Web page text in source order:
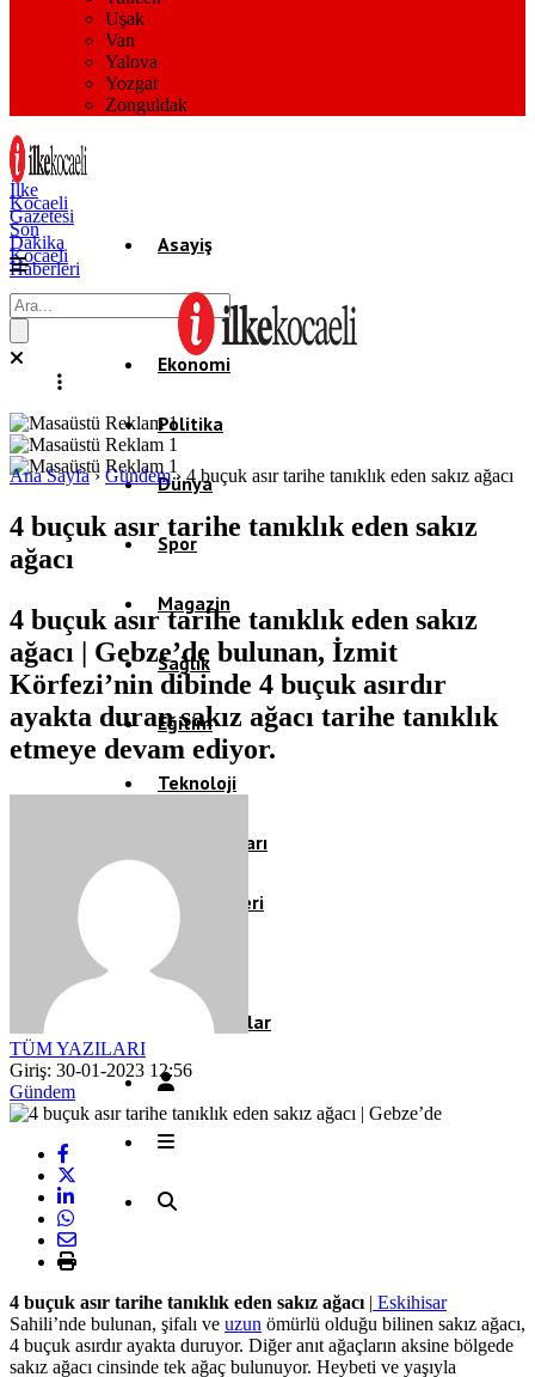
Uşak
Van
Yalova
Yozgat
Zonguldak
İlke
Kocaeli
Gazetesi
Son
Dakika
Kocaeli
Haberleri
Asayiş
Gündem
Ekonomi
Politika
Dünya
Spor
Magazin
Sağlık
Eğitim
Teknoloji
Köşe Yazıları
Video Galeri
Röportaj
Resmi İlanlar
Ana Sayfa› Gündem› 4 buçuk asır tarihe tanıklık eden sakız ağacı
4 buçuk asır tarihe tanıklık eden sakız
ağacı
4 buçuk asır tarihe tanıklık eden sakız
ağacı | Gebze’de bulunan, İzmit
Körfezi’nin dibinde 4 buçuk asırdır
ayakta duran sakız ağacı tarihe tanıklık
etmeye devam ediyor.
TÜM YAZILARI
Giriş: 30-01-2023 12:56
Gündem
4 buçuk asır tarihe tanıklık eden sakız ağacı | Eskihisar
Sahili’nde bulunan, şifalı ve uzun ömürlü olduğu bilinen sakız ağacı,
4 buçuk asırdır ayakta duruyor. Diğer anıt ağaçların aksine bölgede
sakız ağacı cinsinde tek ağaç bulunuyor. Heybeti ve yaşıyla